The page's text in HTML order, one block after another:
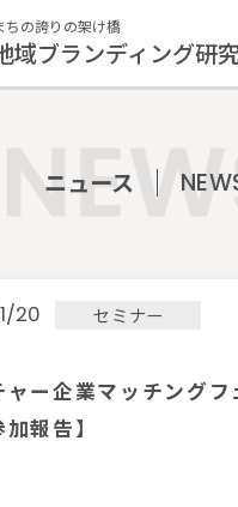
ちの誇りの架け橋
域ブランディング研
ニュース
20 セミナー
ャー企業マッチングフ
報告】